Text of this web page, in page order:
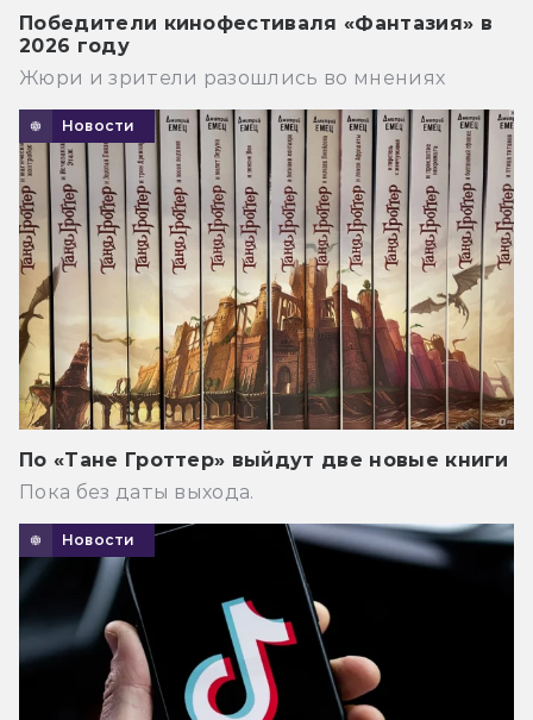
Победители кинофестиваля «Фантазия» в
2026 году
Жюри и зрители разошлись во мнениях
Новости
По «Тане Гроттер» выйдут две новые книги
Пока без даты выхода.
Новости